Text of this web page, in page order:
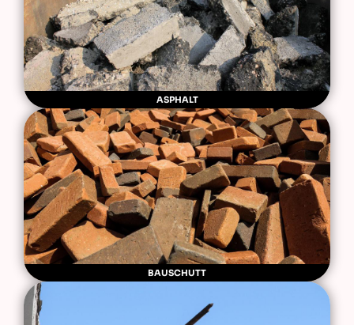
ASPHALT
BAUSCHUTT